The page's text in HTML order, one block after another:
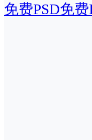
免费PSD免费